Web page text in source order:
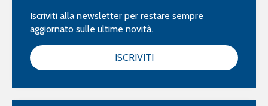
Iscriviti alla newsletter per restare sempre
aggiornato sulle ultime novità.
ISCRIVITI